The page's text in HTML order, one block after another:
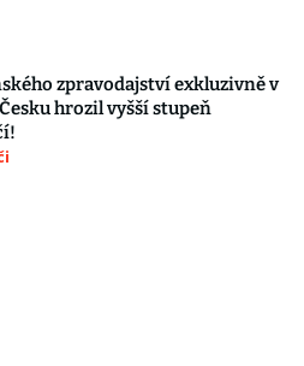
zpravodajství exkluzivně v
hrozil vyšší stupeň